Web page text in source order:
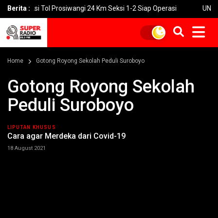
Berita :
Tol Prosiwangi 24 Km Seksi 1-2 Siap Operasi UNGU Rilis
Home Gotong Royong Sekolah Peduli Suroboyo
Gotong Royong Sekolah
Peduli Suroboyo
LIPUTAN KHUSUS
Cara agar Merdeka dari Covid-19
18 August 2021